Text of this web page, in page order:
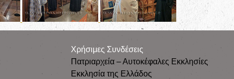
Χρήσιμες Συνδέσεις
Πατριαρχεία – Αυτοκέφαλες Εκκλησίες
Εκκλησία της Ελλάδος